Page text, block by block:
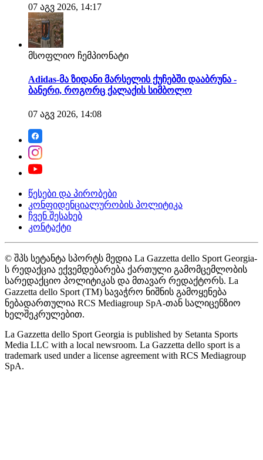
07 აგვ 2026, 14:17
მსოფლიო ჩემპიონატი
Adidas-მა ზიდანი მარსელის ქუჩებში დააბრუნა -
ბანერი, როგორც ქალაქის სიმბოლო
07 აგვ 2026, 14:08
წესები და პირობები
კონფიდენციალურობის პოლიტიკა
ჩვენ შესახებ
კონტაქტი
© შპს სეტანტა სპორტს მედია La Gazzetta dello Sport Georgia-
ს რედაქცია ექვემდებარება ქართული გამომცემლობის
სარედაქციო პოლიტიკას და მთავარ რედაქტორს. La
Gazzetta dello Sport (TM) სავაჭრო ნიშნის გამოყენება
ნებადართულია RCS Mediagroup SpA-თან სალიცენზიო
ხელშეკრულებით.
La Gazzetta dello Sport Georgia is published by Setanta Sports
Media LLC with a local newsroom. La Gazzetta dello sport is a
trademark used under a license agreement with RCS Mediagroup
SpA.